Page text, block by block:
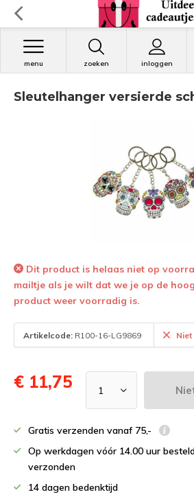
zoeken inloggen
menu
Sleutelhanger versierde
Dit product is helaas niet op
mailtje als je wilt dat we je op de
product weer voorradig is.
Artikelcode: R100-16-LG9869
€ 11,75
Gratis verzenden vanaf 75,-
Op werkdagen vóór 14.00 uur
verzonden
14 dagen bedenktijd